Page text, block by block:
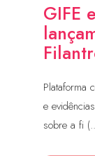
GIFE
Plataforma
e
sobre a fi